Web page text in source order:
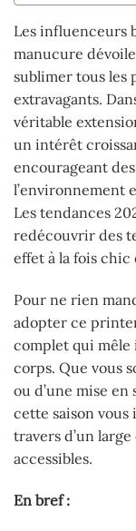
Les influenceurs
manucure
sublimer tous les
extravagants.
véritable
un intérêt
encourageant
l’environnement
Les tendances
redécouvrir des
effet à la fois
Pour ne rien
adopter ce
complet qui mêle
corps. Que vous
ou d’une mise
cette saison
travers d’un
accessibles.
En bref :